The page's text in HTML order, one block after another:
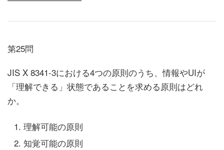
第25問
JIS X 8341-3における4つの原則のうち、情報やUIが
「理解できる」状態であることを求める原則はどれ
か。
理解可能の原則
知覚可能の原則